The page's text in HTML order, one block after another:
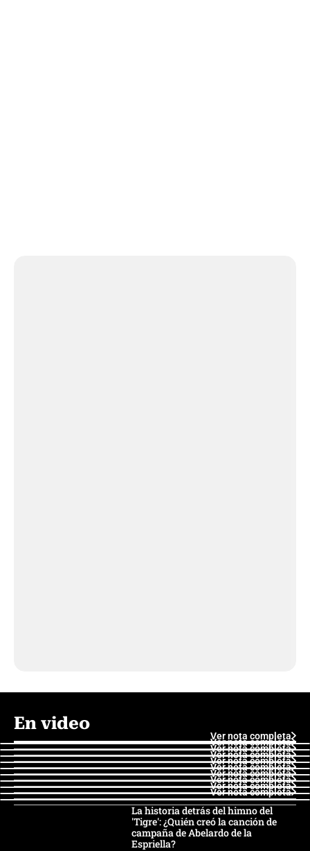
En video
Ver nota completa
Ver nota completa
Ver nota completa
Ver nota completa
Ver nota completa
Ver nota completa
Ver nota completa
Ver nota completa
Ver nota completa
Ver nota completa
La historia detrás del himno del
'Tigre': ¿Quién creó la canción de
campaña de Abelardo de la
Espriella?